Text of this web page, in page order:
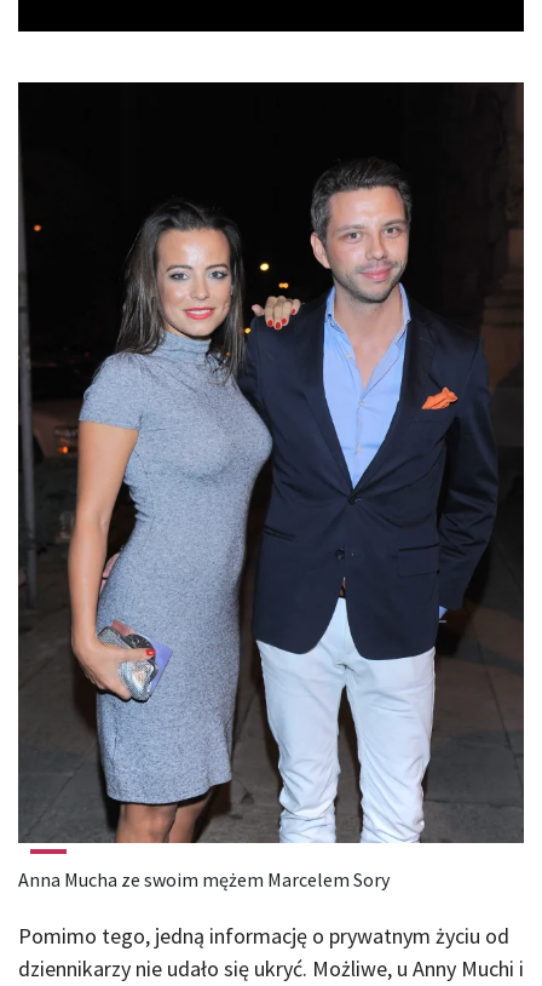
Anna Mucha ze swoim mężem Marcelem Sory
Pomimo tego, jedną informację o prywatnym życiu od
dziennikarzy nie udało się ukryć. Możliwe, u Anny Muchi i